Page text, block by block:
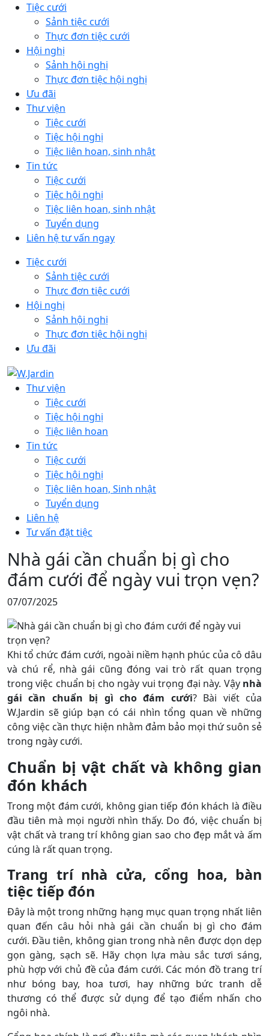
Tiệc cưới
Sảnh tiệc cưới
Thực đơn tiệc cưới
Hội nghị
Sảnh hội nghị
Thực đơn tiệc hội nghị
Ưu đãi
Thư viện
Tiệc cưới
Tiệc hội nghị
Tiệc liên hoan, sinh nhật
Tin tức
Tiệc cưới
Tiệc hội nghị
Tiệc liên hoan, sinh nhật
Tuyển dụng
Liên hệ tư vấn ngay
Tiệc cưới
Sảnh tiệc cưới
Thực đơn tiệc cưới
Hội nghị
Sảnh hội nghị
Thực đơn tiệc hội nghị
Ưu đãi
Thư viện
Tiệc cưới
Tiệc hội nghị
Tiệc liên hoan
Tin tức
Tiệc cưới
Tiệc hội nghị
Tiệc liên hoan, Sinh nhật
Tuyển dụng
Liên hệ
Tư vấn đặt tiệc
Nhà gái cần chuẩn bị gì cho
đám cưới để ngày vui trọn vẹn?
07/07/2025
Khi tổ chức đám cưới, ngoài niềm hạnh phúc của cô dâu
và chú rể, nhà gái cũng đóng vai trò rất quan trọng
trong việc chuẩn bị cho ngày vui trọng đại này. Vậy nhà
gái cần chuẩn bị gì cho đám cưới? Bài viết của
W.Jardin sẽ giúp bạn có cái nhìn tổng quan về những
công việc cần thực hiện nhằm đảm bảo mọi thứ suôn sẻ
trong ngày cưới.
Chuẩn bị vật chất và không gian
đón khách
Trong một đám cưới, không gian tiếp đón khách là điều
đầu tiên mà mọi người nhìn thấy. Do đó, việc chuẩn bị
vật chất và trang trí không gian sao cho đẹp mắt và ấm
cúng là rất quan trọng.
Trang trí nhà cửa, cổng hoa, bàn
tiệc tiếp đón
Đây là một trong những hạng mục quan trọng nhất liên
quan đến câu hỏi nhà gái cần chuẩn bị gì cho đám
cưới. Đầu tiên, không gian trong nhà nên được dọn dẹp
gọn gàng, sạch sẽ. Hãy chọn lựa màu sắc tươi sáng,
phù hợp với chủ đề của đám cưới. Các món đồ trang trí
như bóng bay, hoa tươi, hay những bức tranh dễ
thương có thể được sử dụng để tạo điểm nhấn cho
ngôi nhà.